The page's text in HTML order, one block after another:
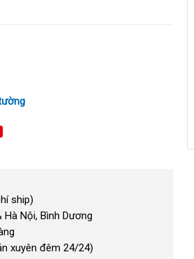
ship)
Nội, Bình Dương
xuyên đêm 24/24)